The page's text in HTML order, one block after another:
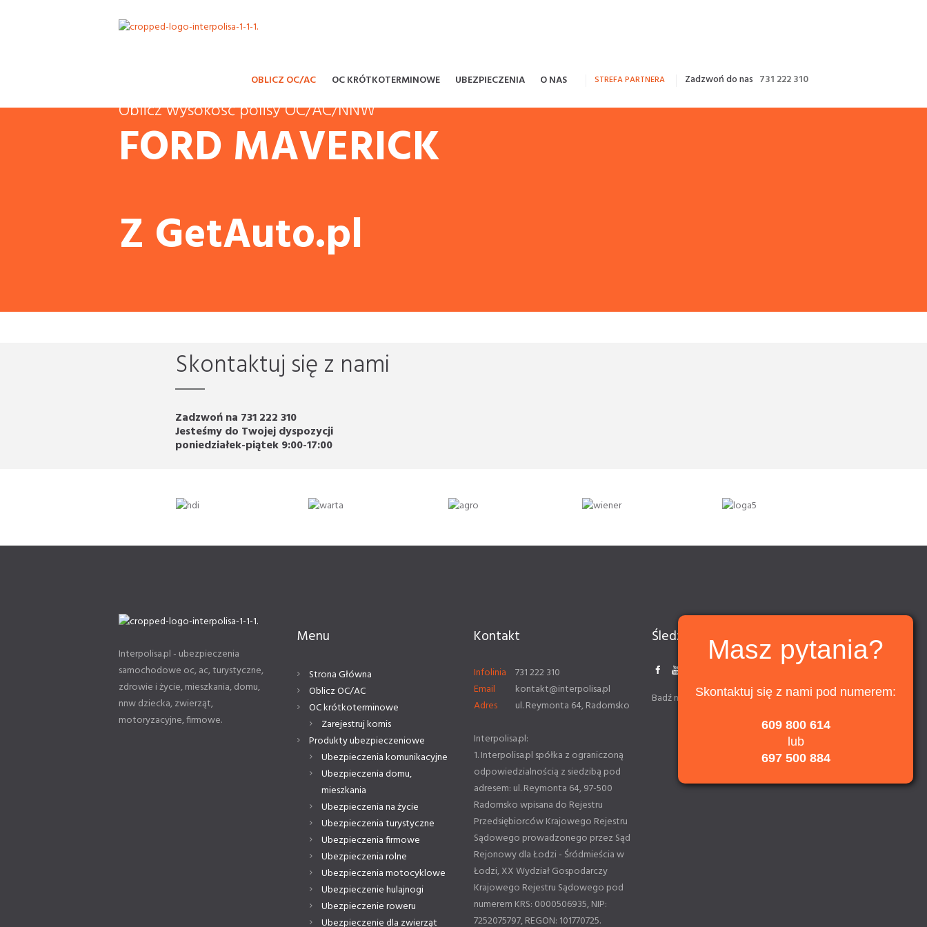
OBLICZ OC/AC OC KRÓTKOTERMINOWE UBEZPIECZENIA O NAS Zadzwoń do nas 731 222 310
STREFA PARTNERA
Oblicz wysokość polisy OC/AC/NNW
FORD MAVERICK
Z GetAuto.pl
Masz pytania?
Skontaktuj się z nami pod numerem:
609 800 614
lub
697 500 884
Skontaktuj się z nami
Zadzwoń na 731 222 310
Jesteśmy do Twojej dyspozycji
poniedziałek-piątek 9:00-17:00
Interpolisa.pl - ubezpieczenia
samochodowe oc, ac, turystyczne,
zdrowie i życie, mieszkania, domu,
nnw dziecka, zwierząt,
motoryzacyjne, firmowe.
Menu
Strona Główna
Oblicz OC/AC
OC krótkoterminowe
Zarejestruj komis
Produkty ubezpieczeniowe
Ubezpieczenia komunikacyjne
Ubezpieczenia domu,
mieszkania
Ubezpieczenia na życie
Ubezpieczenia turystyczne
Ubezpieczenia firmowe
Ubezpieczenia rolne
Ubezpieczenia motocyklowe
Ubezpieczenie hulajnogi
Ubezpieczenie roweru
Ubezpieczenie dla zwierząt
Kontakt
Infolinia
731 222 310
Email
kontakt@interpolisa.pl
Adres
ul. Reymonta 64, Radomsko
Interpolisa.pl:
1. Interpolisa.pl spółka z ograniczoną
odpowiedzialnością z siedzibą pod
adresem: ul. Reymonta 64, 97-500
Radomsko wpisana do Rejestru
Przedsiębiorców Krajowego Rejestru
Sądowego prowadzonego przez Sąd
Rejonowy dla Łodzi - Śródmieścia w
Łodzi, XX Wydział Gospodarczy
Krajowego Rejestru Sądowego pod
numerem KRS: 0000506935, NIP:
7252075797, REGON: 101770725.
Śledź nas
Badź na bieżąco z informacjami